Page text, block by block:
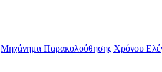
Μηχάνημα Παρακολούθησης Χρόνου